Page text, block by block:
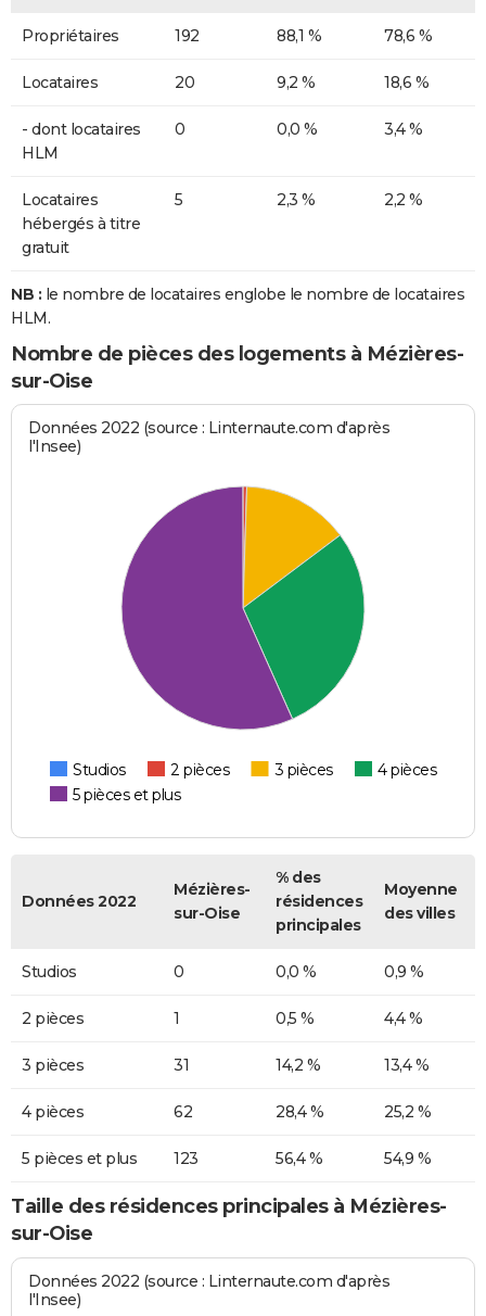
Propriétaires 192 88,1 % 78,6 %
Locataires 20 9,2 % 18,6 %
- dont locataires
HLM
0 0,0 % 3,4 %
Locataires
hébergés à titre
gratuit
5 2,3 % 2,2 %
NB : le nombre de locataires englobe le nombre de locataires
HLM.
Nombre de pièces des logements à Mézières-
sur-Oise
Données 2022 (source : Linternaute.com d'après
l'Insee)
Studios 2 pièces 3 pièces
4 pièces
5 pièces et plus
Données 2022
Mézières-
sur-Oise
% des
résidences
principales
Moyenne
des villes
Studios 0 0,0 % 0,9 %
2 pièces 1 0,5 % 4,4 %
3 pièces 31 14,2 % 13,4 %
4 pièces 62 28,4 % 25,2 %
5 pièces et plus 123 56,4 % 54,9 %
Taille des résidences principales à Mézières-
sur-Oise
Données 2022 (source : Linternaute.com d'après
l'Insee)